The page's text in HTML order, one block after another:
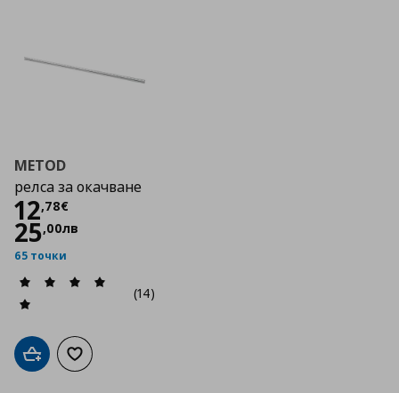
METOD
релса за окачване
12,78€
Цена
25,00лв
65 точки
(14)
Добави в кошницата
Добави към списъка с любими